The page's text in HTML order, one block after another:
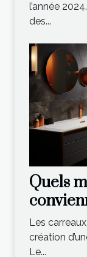
l’année
des...
Quels
Les
création
Le...